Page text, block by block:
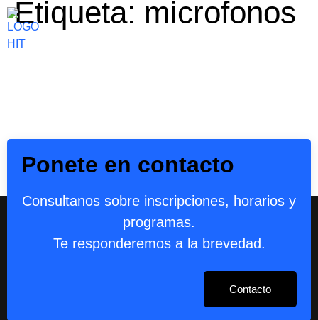
Etiqueta: microfonos
Ponete en contacto
Consultanos sobre inscripciones, horarios y
programas.
Te responderemos a la brevedad.
Contacto